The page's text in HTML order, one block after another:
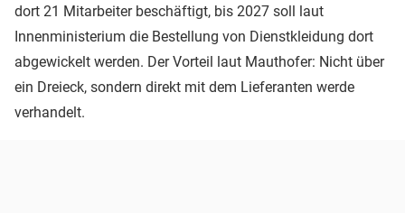
dort 21 Mitarbeiter beschäftigt, bis 2027 soll laut
Innenministerium die Bestellung von Dienstkleidung dort
abgewickelt werden. Der Vorteil laut Mauthofer: Nicht über
ein Dreieck, sondern direkt mit dem Lieferanten werde
verhandelt.